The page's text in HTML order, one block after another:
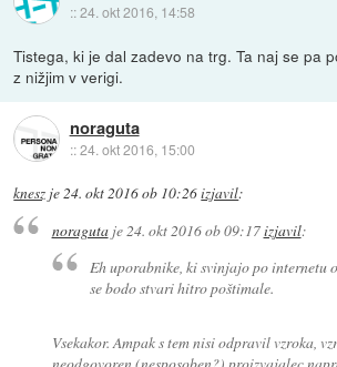
::24. okt 2016, 14:58
Tistega, ki je dal zadevo na trg. Ta naj se pa
z nižjim v verigi.
noraguta
::24. okt 2016, 15:00
knesz je24. okt 2016 ob 10:26izjavil:
noragutaje24. okt 2016 ob 09:17izjavil:
Eh uporabnike, ki svinjajo po internetu
se bodo stvari hitro poštimale.
Vsekakor. Ampak s tem nisi odpravil vzroka,